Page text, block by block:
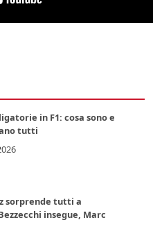
in F1: cosa sono e
tutti
sorprende tutti a
insegue, Marc